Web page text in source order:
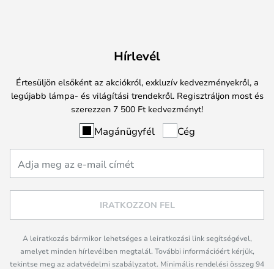
Hírlevél
Értesüljön elsőként az akciókról, exkluzív kedvezményekről, a
legújabb lámpa- és világítási trendekről. Regisztráljon most és
szerezzen 7 500 Ft kedvezményt!
Magánügyfél Cég
IRATKOZZON FEL
A leiratkozás bármikor lehetséges a leiratkozási link segítségével,
amelyet minden hírlevélben megtalál. További információért kérjük,
tekintse meg az adatvédelmi szabályzatot. Minimális rendelési összeg 94